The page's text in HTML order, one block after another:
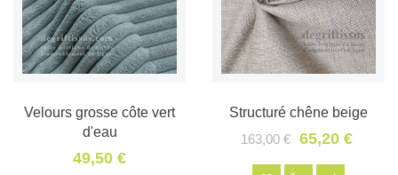
Velours grosse côte vert
d'eau
49,50 €
Structuré chêne beige
163,00 €
65,20 €